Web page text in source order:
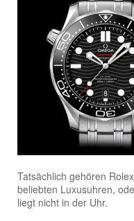
Tatsächlich gehören
beliebten Luxusuhren,
liegt nicht in der Uhr.